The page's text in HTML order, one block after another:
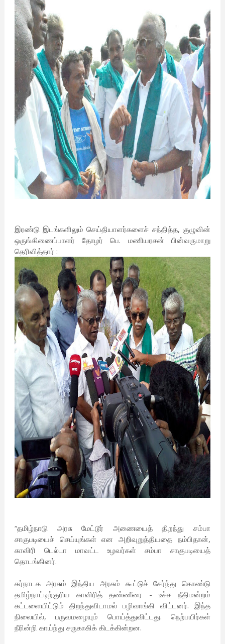
இரண்டு இடங்களிலும் செய்தியாளர்களைச் சந்தித்த, குழுவின்
ஒருங்கிணைப்பாளர் தோழர் பெ. மணியரசன் பின்வருமாறு
தெரிவித்தார் :
“தமிழ்நாடு அரசு மேட்டூர் அணையைத் திறந்து சம்பா
சாகுபடியைச் செய்யுங்கள் என அறிவுறுத்தியதை நம்பிதான்,
காவிரி டெல்டா மாவட்ட உழவர்கள் சம்பா சாகுபடியைத்
தொடங்கினர்.
கர்நாடக அரசும் இந்திய அரசும் கூட்டுச் சேர்ந்து கொண்டு
தமிழ்நாட்டிற்குரிய காவிரித் தண்ணீரை - உச்ச நீதிமன்றம்
கட்டளையிட்டும் திறந்துவிடாமல் பழிவாங்கி விட்டனர். இந்த
நிலையில், பருவமழையும் பொய்த்துவிட்டது. நெற்பயிர்கள்
நீரின்றி காய்ந்து சருகாகிக் கிடக்கின்றன.